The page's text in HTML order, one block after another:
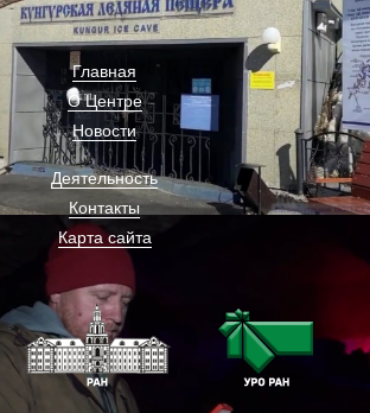
Главная
О Центре
Новости
Деятельность
Контакты
Карта сайта